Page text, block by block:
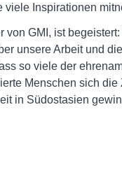
Inspirationen
GMI, ist begeistert:
unsere Arbeit und
so viele der
Menschen sich die
in Südostasien